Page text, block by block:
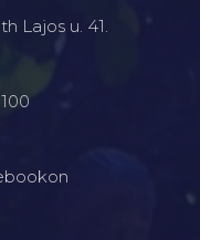
Lajos u. 41.